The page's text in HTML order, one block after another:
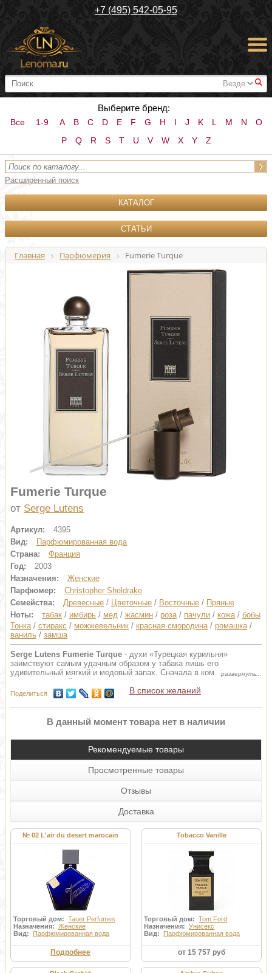
+7 (495) 542-05-95
#
Выберите бренд:
Все 1-9 A B C D E F G H I J K L M N
O
P
Q R S T U V W X Y Z
Расширенный поиск
КАТАЛОГ
СТАТЬИ
Главная Парфюмерия Fumerie Turque
Fumerie Turque
от Serge Lutens
Артикул:
4395
Вид:
Парфюмированная вода
Страна:
Франция
Год:
2003
Назначения:
Женские
Парфюмер:
Christopher Sheldrake
Семейства:
Древесные / Цветочные / Восточные / Пряные
Ноты:
табак / имбирь / мед / жасмин / роза/ пачули / кожа/ бобы
Тонка/ стиракс / можжевельник / красная смородина/ ромашка/
ваниль / замша
Serge Lutens Fumerie Turque - духи «Турецкая курильня»
заимствуют самым удачным образом у табака лишь его
удивительный мягкий и медовый запах. Сначала в композиции
духов на первый план выходят съедобные ноты» напоминающие
нам о вкусе засахаренного ореха-пекана (бобы тонка, ваниль,
пчелиный воск), пряников и изюма-коринки, вымоченного в роме.
Скромные цветочные ноты (египетский жасмин и турецкая роза)
переходят в пряный шлейф, усиленный кожаными ароматами
(пачули, красный можжевельник, стираксовое дерево).
«Fumerie Turque» - это еще одно небольшое чудо Востока,
возникшее благодаря богатому воображению Сержа Лютена. Этот
Поделиться В список желаний
В данный момент товара нет в наличии
Рекомендуемые товары
Просмотренные товары
Отзывы
Доставка
№ 02 L'air du desert marocain
Торговый дом: Tauer Perfumes
Назначения: Женские
Вид:
Парфюмированная вода
Подробнее
Tobacco Vanille
Торговый дом:Tom Ford
Назначения:Унисекс
Вид:
Парфюмированная вода
от 15 757 руб